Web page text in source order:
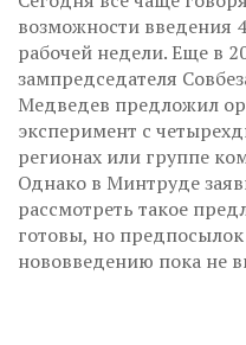
возможности введения
рабочей недели. Еще в
зампредседателя
Медведев предложил
эксперимент с
регионах или группе
Однако в Минтруде
рассмотреть такое
готовы, но
нововведению пока не